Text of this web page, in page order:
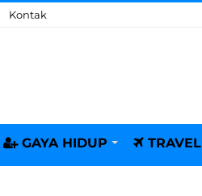
Kontak
GAYA HIDUP TRAVEL